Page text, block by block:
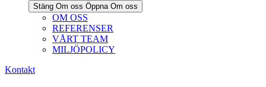
Stäng Om oss Öppna Om oss
OM OSS
REFERENSER
VÅRT TEAM
MILJÖPOLICY
Kontakt